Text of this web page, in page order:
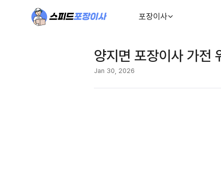
포장이사
양지면 포장이사 가전
Jan 30, 2026